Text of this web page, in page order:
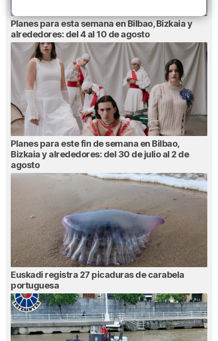
Planes para esta semana en Bilbao, Bizkaia y
alrededores: del 4 al 10 de agosto
Planes para este fin de semana en Bilbao,
Bizkaia y alrededores: del 30 de julio al 2 de
agosto
Euskadi registra 27 picaduras de carabela
portuguesa